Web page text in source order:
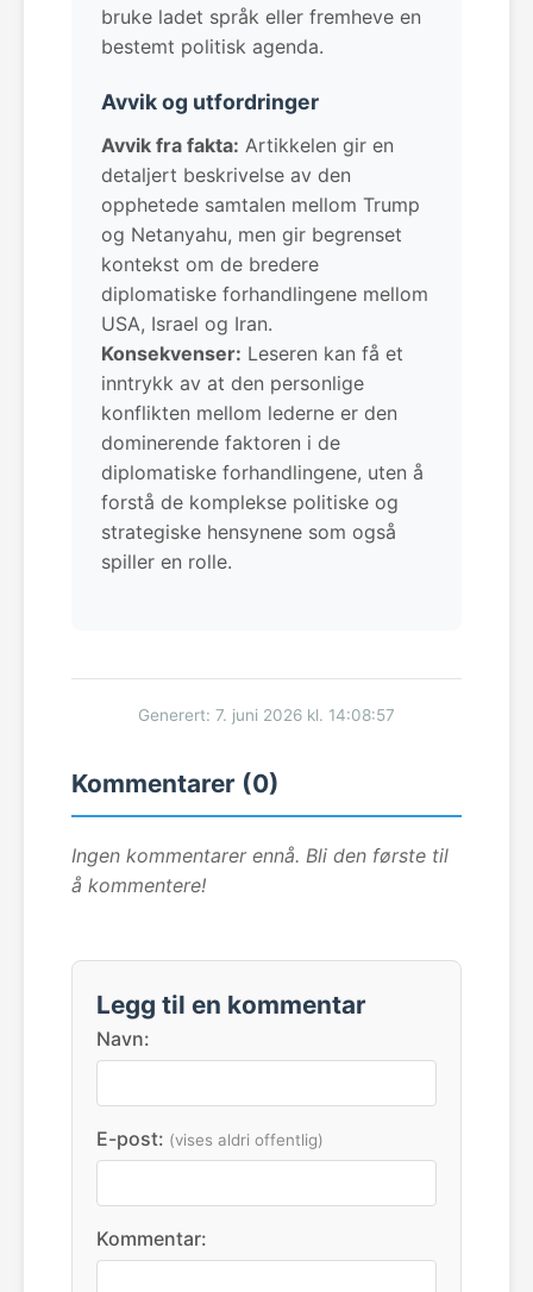
bruke ladet språk eller fremheve en
bestemt politisk agenda.
Avvik og utfordringer
Avvik fra fakta: Artikkelen gir en
detaljert beskrivelse av den
opphetede samtalen mellom Trump
og Netanyahu, men gir begrenset
kontekst om de bredere
diplomatiske forhandlingene mellom
USA, Israel og Iran.
Konsekvenser: Leseren kan få et
inntrykk av at den personlige
konflikten mellom lederne er den
dominerende faktoren i de
diplomatiske forhandlingene, uten å
forstå de komplekse politiske og
strategiske hensynene som også
spiller en rolle.
Generert: 7. juni 2026 kl. 14:08:57
Kommentarer (0)
Ingen kommentarer ennå. Bli den første til
å kommentere!
Legg til en kommentar
Navn:
E-post: (vises aldri offentlig)
Kommentar: